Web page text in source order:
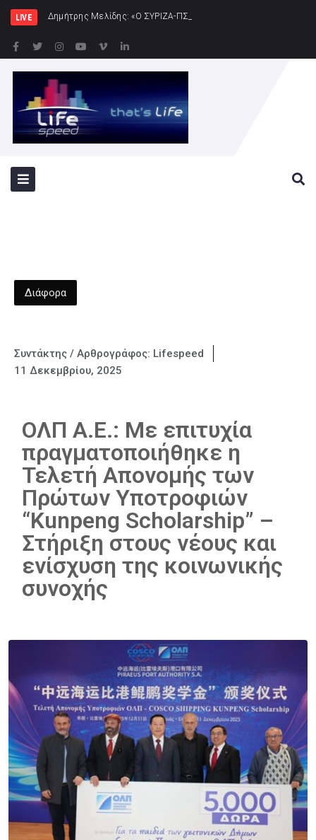
LIVE Δημήτρης Μελίδης: «Ο ΣΥΡΙΖΑ-ΠΣ είναι εδώ – πλήρης πολιτι
Διάφορα
Συντάκτης / Αρθρογράφος: Lifespeed
11 Δεκεμβρίου, 2025
ΟΛΠ Α.Ε.: Με επιτυχία
πραγματοποιήθηκε η
Τελετή Απονομής των
Πρώτων Υποτροφιών
“Kunpeng Scholarship” –
Στήριξη στους νέους και
ενίσχυση της κοινωνικής
συνοχής